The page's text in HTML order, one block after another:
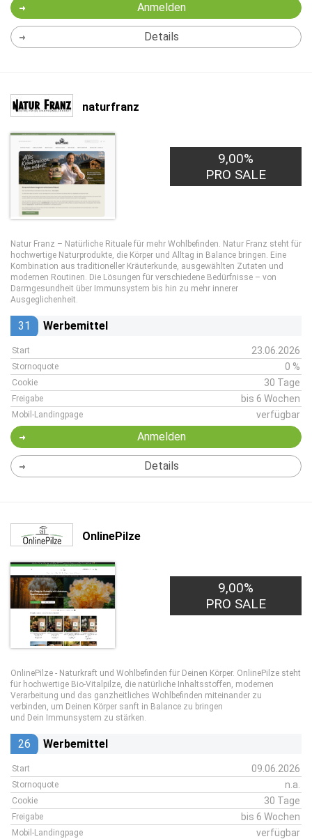
Anmelden
Details
naturfranz
9,00%
PRO SALE
Natur Franz – Natürliche Rituale für mehr Wohlbefinden. Natur Franz steht für
hochwertige Naturprodukte, die Körper und Alltag in Balance bringen. Eine
Kombination aus traditioneller Kräuterkunde, ausgewählten Zutaten und
modernen Routinen. Die Lösungen für verschiedene Bedürfnisse – von
Darmgesundheit über Immunsystem bis hin zu mehr innerer
Ausgeglichenheit.
31 Werbemittel
Start 23.06.2026
Stornoquote 0 %
Cookie 30 Tage
Freigabe bis 6 Wochen
Mobil-Landingpage verfügbar
Anmelden
Details
OnlinePilze
9,00%
PRO SALE
OnlinePilze - Naturkraft und Wohlbefinden für Deinen Körper. OnlinePilze steht
für hochwertige Bio-Vitalpilze, die natürliche Inhaltsstoffen, modernen
Verarbeitung und das ganzheitliches Wohlbefinden miteinander zu
verbinden, um Deinen Körper sanft in Balance zu bringen
und Dein Immunsystem zu stärken.
26 Werbemittel
Start 09.06.2026
Stornoquote n.a.
Cookie 30 Tage
Freigabe bis 6 Wochen
Mobil-Landingpage verfügbar